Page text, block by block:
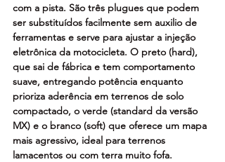
com a pista. São três plugues que podem
ser substituídos facilmente sem auxilio de
ferramentas e serve para ajustar a injeção
eletrônica da motocicleta. O preto (hard),
que sai de fábrica e tem comportamento
suave, entregando potência enquanto
prioriza aderência em terrenos de solo
compactado, o verde (standard da versão
MX) e o branco (soft) que oferece um mapa
mais agressivo, ideal para terrenos
lamacentos ou com terra muito fofa.